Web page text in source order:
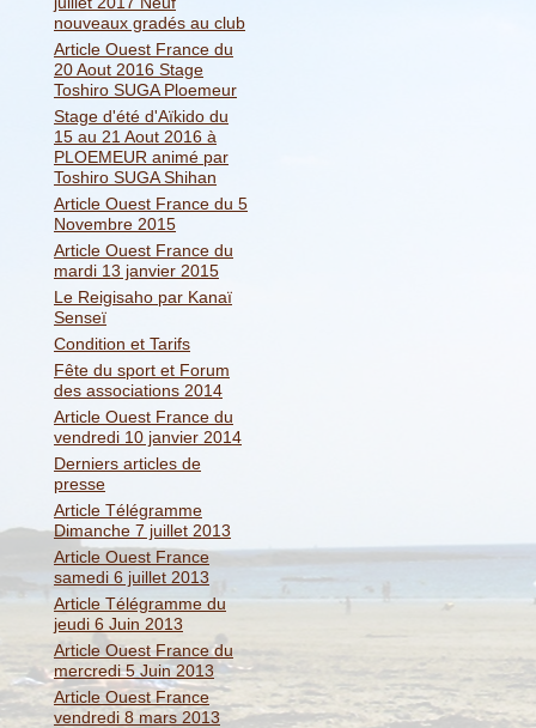
nouveaux gradés au club
Article Ouest France du
20 Aout 2016 Stage
Toshiro SUGA Ploemeur
Stage d'été d'Aïkido du
15 au 21 Aout 2016 à
PLOEMEUR animé par
Toshiro SUGA Shihan
Article Ouest France du 5
Novembre 2015
Article Ouest France du
mardi 13 janvier 2015
Le Reigisaho par Kanaï
Senseï
Condition et Tarifs
Fête du sport et Forum
des associations 2014
Article Ouest France du
vendredi 10 janvier 2014
Derniers articles de
presse
Article Télégramme
Dimanche 7 juillet 2013
Article Ouest France
samedi 6 juillet 2013
Article Télégramme du
jeudi 6 Juin 2013
Article Ouest France du
mercredi 5 Juin 2013
Article Ouest France
vendredi 8 mars 2013